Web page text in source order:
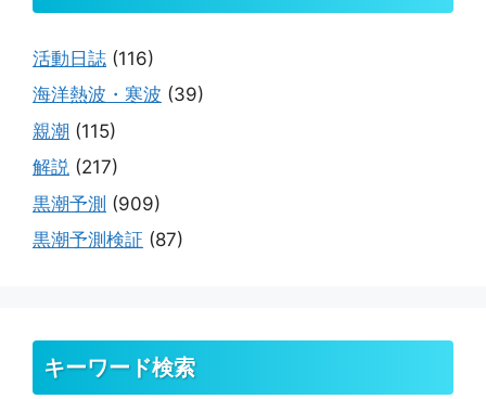
活動日誌 (116)
海洋熱波・寒波 (39)
親潮 (115)
解説 (217)
黒潮予測 (909)
黒潮予測検証 (87)
キーワード検索